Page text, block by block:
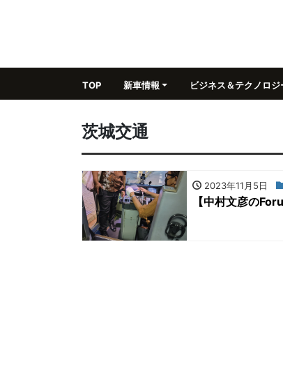
TOP 新車情報 ビジネス＆テクノロジ
茨城交通
2023年11月5日
【中村文彦の